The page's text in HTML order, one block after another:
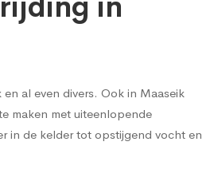
al even divers. Ook in Maaseik
maken met uiteenlopende
in de kelder tot opstijgend vocht en